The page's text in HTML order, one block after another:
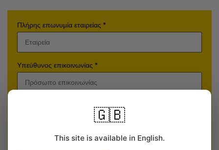
Πλήρης επωνυμία εταιρείας *
Υπεύθυνος επικοινωνίας *
Εισαγάγετε τη διεύθυνση του ηλεκτρονικού σας
🇬🇧
This site is available in English.